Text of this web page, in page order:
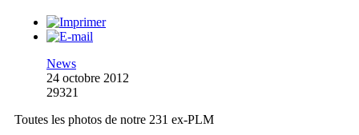
News
24 octobre 2012
29321
Toutes les photos de notre 231 ex-PLM